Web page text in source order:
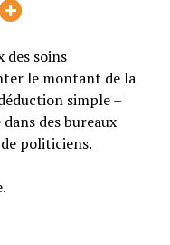
des soins
le montant de la
simple –
des bureaux
politiciens.